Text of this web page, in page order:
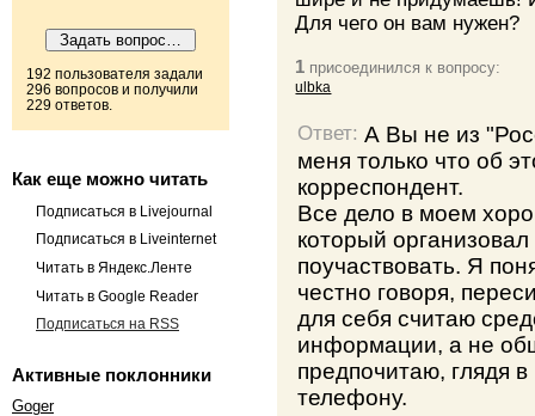
192 пользователя задали
296 вопросов и получили
229 ответов.
Как еще можно читать
Подписаться в Livejournal
Подписаться в Liveinternet
Читать в Яндекс.Ленте
Читать в Google Reader
Подписаться на RSS
Активные поклонники
Goger
Для чего он вам нужен?
1 присоединился к вопросу:
ulbka
Ответ: А Вы не из
меня только что об
корреспондент.
Все дело в моем
который
поучаствовать. Я
честно говоря,
для себя считаю
информации, а не
предпочитаю, глядя
телефону.